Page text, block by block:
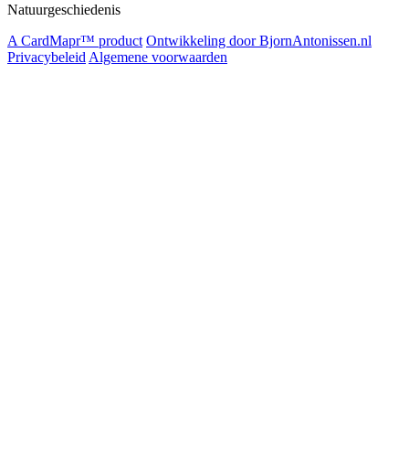
Natuurgeschiedenis
A CardMapr™ product Ontwikkeling door BjornAntonissen.nl
Privacybeleid Algemene voorwaarden